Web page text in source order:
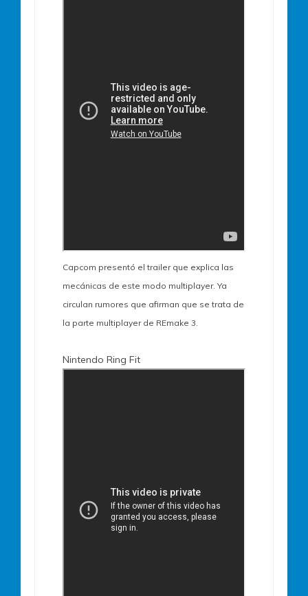
Capcom presentó el trailer que explica las
mecánicas de este modo multiplayer. Ya
circulan rumores que afirman que se trata de
la parte multiplayer de REmake 3.
Nintendo Ring Fit